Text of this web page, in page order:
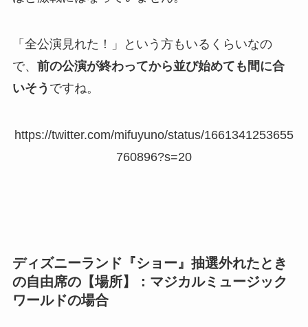
「全公演見れた！」という方もいるくらいなの
で、 前の公演が終わってから並び始めても間に合
いそう ですね。
https://twitter.com/mifuyuno/status/1661341253655
760896?s=20
ディズニーランド『ショー』抽選外れたとき
の自由席の【場所】：マジカルミュージック
ワールドの場合